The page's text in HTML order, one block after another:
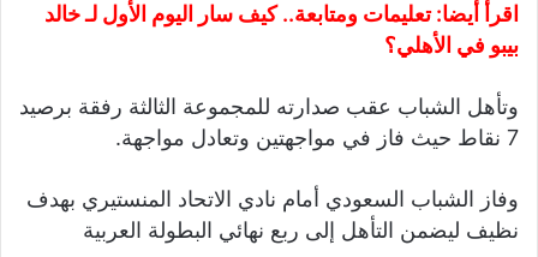
اقرأ أيضا:تعليمات ومتابعة.. كيف سار اليوم الأول لـ خالد
بيبو في الأهلي؟
وتأهل الشباب عقب صدارته للمجموعة الثالثة رفقة برصيد
7 نقاط حيث فاز في مواجهتين وتعادل مواجهة.
وفاز الشباب السعودي أمام نادي الاتحاد المنستيري بهدف
نظيف ليضمن التأهل إلى ربع نهائي البطولة العربية